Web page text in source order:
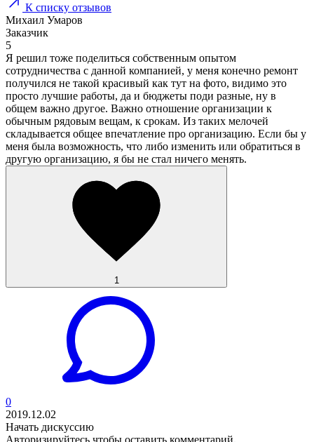
К списку отзывов
Михаил Умаров
Заказчик
5
Я решил тоже поделиться собственным опытом
сотрудничества с данной компанией, у меня конечно ремонт
получился не такой красивый как тут на фото, видимо это
просто лучшие работы, да и бюджеты поди разные, ну в
общем важно другое. Важно отношение организации к
обычным рядовым вещам, к срокам. Из таких мелочей
складывается общее впечатление про организацию. Если бы у
меня была возможность, что либо изменить или обратиться в
другую организацию, я бы не стал ничего менять.
1
0
2019.12.02
Начать дискуссию
Авторизируйтесь чтобы оставить комментарий.